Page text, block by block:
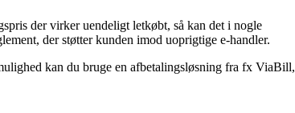
der virker uendeligt letkøbt, så kan det i nogle
der støtter kunden imod uoprigtige e-handler.
kan du bruge en afbetalingsløsning fra fx ViaBill,